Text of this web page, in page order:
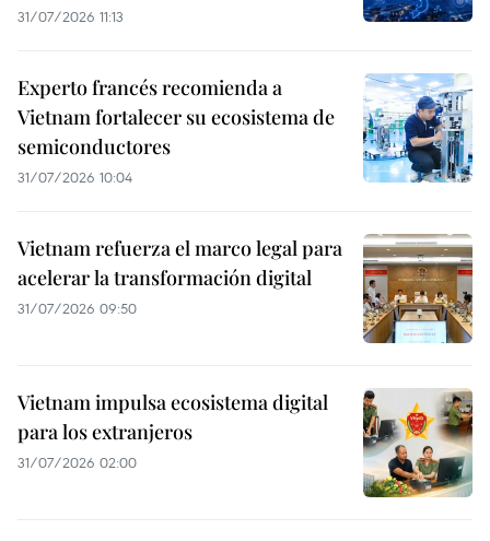
31/07/2026 11:13
Experto francés recomienda a
Vietnam fortalecer su ecosistema de
semiconductores
31/07/2026 10:04
Vietnam refuerza el marco legal para
acelerar la transformación digital
31/07/2026 09:50
Vietnam impulsa ecosistema digital
para los extranjeros
31/07/2026 02:00